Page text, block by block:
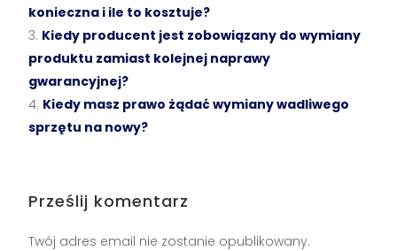
konieczna i ile to kosztuje?
Kiedy producent jest zobowiązany do wymiany
produktu zamiast kolejnej naprawy
gwarancyjnej?
Kiedy masz prawo żądać wymiany wadliwego
sprzętu na nowy?
Prześlij komentarz
Twój adres email nie zostanie opublikowany.